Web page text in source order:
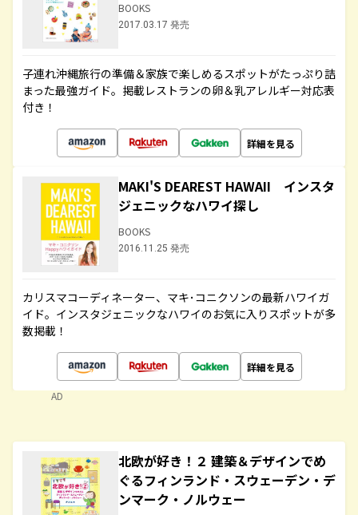
BOOKS
2017.03.17 発売
子連れ沖縄旅行の準備＆家族で楽しめるスポットがたっぷり詰
まった最強ガイド。掲載レストランの卵＆乳アレルギー対応表
付き！
詳細を見る
MAKI'S DEAREST HAWAII インスタ
ジェニックなハワイ探し
BOOKS
2016.11.25 発売
カリスマコーディネーター、マキ･コニクソンの最新ハワイガ
イド。インスタジェニックなハワイのお気に入りスポットが多
数掲載！
詳細を見る
AD
北欧が好き！２ 建築＆デザインでめ
ぐるフィンランド・スウェーデン・デ
ンマーク・ノルウェー